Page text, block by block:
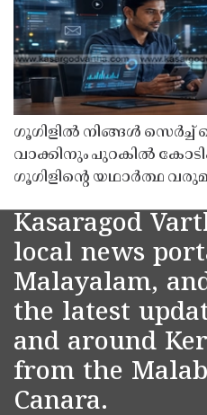
ഗൂഗിളിൽ നിങ്ങൾ
വാക്കിനും പുറകിൽ
ഗൂഗിളിന്റെ യഥാർത്ഥ
Kasaragod
local news
Malayalam,
the latest
and around
from the
Canara.